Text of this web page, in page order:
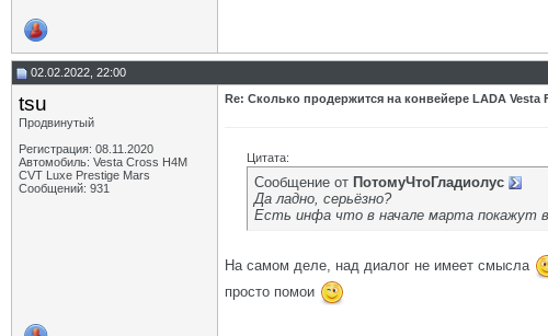
02.02.2022, 22:00
tsu
Продвинутый
Регистрация: 08.11.2020
Автомобиль: Vesta Cross H4M
CVT Luxe Prestige Mars
Сообщений: 931
Re: Сколько продержится на конвейере LADA Vesta
Цитата:
Сообщение от ПотомуЧтоГладиолус
Да ладно, серьёзно?
Есть инфа что в начале марта покажут
На самом деле, над диалог не имеет смысла
просто помои